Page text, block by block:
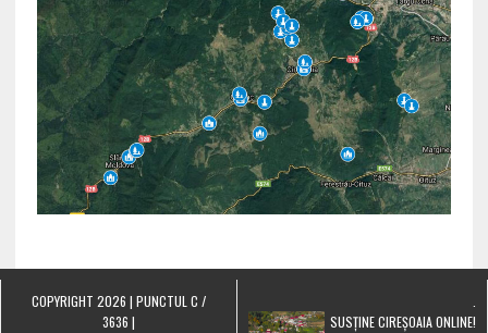
COPYRIGHT 2026 | PUNCTUL C /
3636 |
SUSȚINE CIREȘOAIA ONLINE!